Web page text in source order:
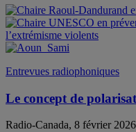
Entrevues radiophoniques
Le concept de
Radio-Canada, 8 février